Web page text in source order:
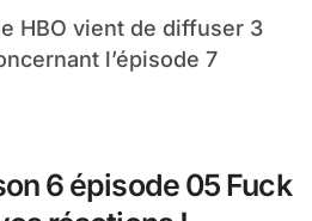
l’épisode 7
6 épisode 05 Fuck